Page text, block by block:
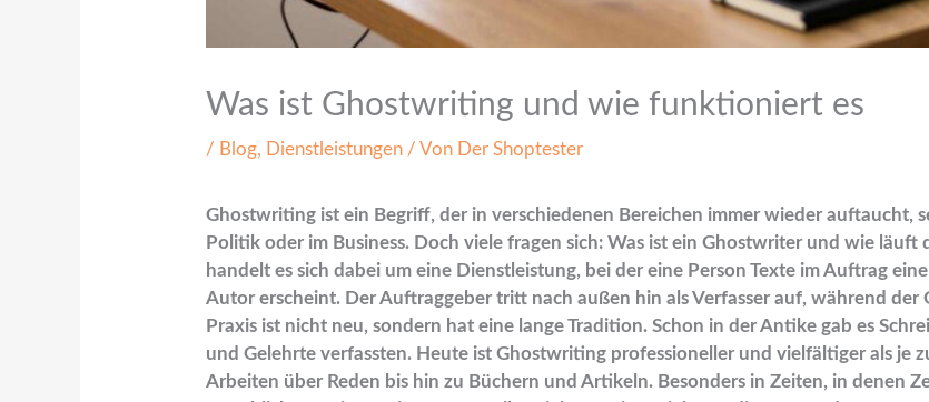
Was ist Ghostwriting und wie funktioniert es
/ Blog, Dienstleistungen / Von Der Shoptester
Ghostwriting ist ein Begriff, der in verschiedenen Bereichen immer wieder auftaucht,
Politik oder im Business. Doch viele fragen sich: Was ist ein Ghostwriter und wie läuft
handelt es sich dabei um eine Dienstleistung, bei der eine Person Texte im Auftrag
Autor erscheint. Der Auftraggeber tritt nach außen hin als Verfasser auf, während
Praxis ist nicht neu, sondern hat eine lange Tradition. Schon in der Antike gab es
und Gelehrte verfassten. Heute ist Ghostwriting professioneller und vielfältiger als je
Arbeiten über Reden bis hin zu Büchern und Artikeln. Besonders in Zeiten, in denen